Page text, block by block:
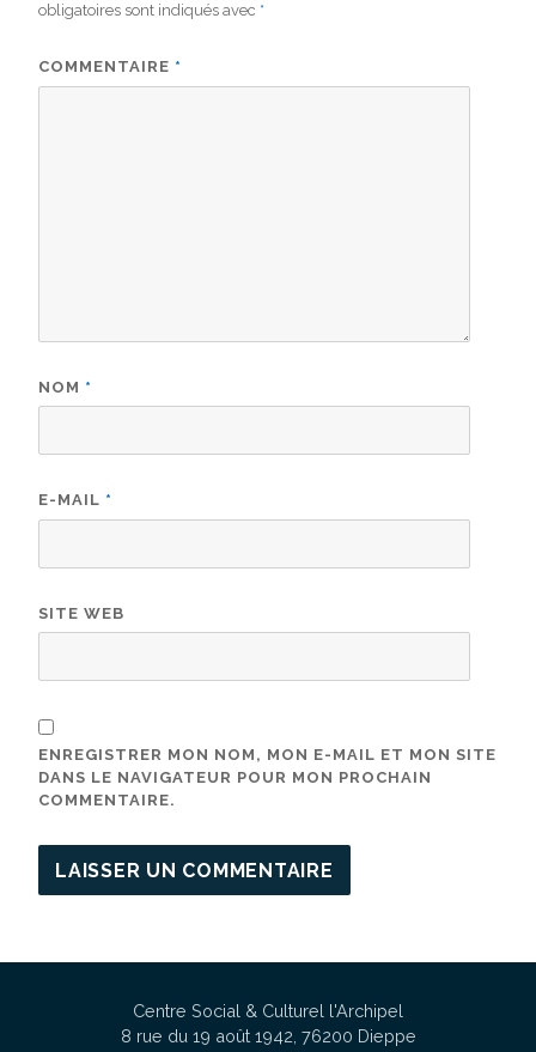
obligatoires sont indiqués avec *
COMMENTAIRE *
NOM *
E-MAIL *
SITE WEB
ENREGISTRER MON NOM, MON E-MAIL ET MON SITE
DANS LE NAVIGATEUR POUR MON PROCHAIN
COMMENTAIRE.
Centre Social & Culturel l'Archipel
8 rue du 19 août 1942, 76200 Dieppe